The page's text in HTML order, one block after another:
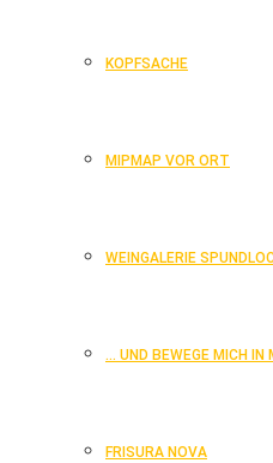
KOPFSACHE
MIPMAP VOR ORT
WEINGALERIE
… UND BEWEGE MICH IN
FRISURA NOVA